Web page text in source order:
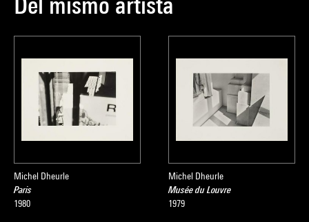
Michel Dheurle
Paris
1980
Michel Dheurle
Musée du Louvre
1979